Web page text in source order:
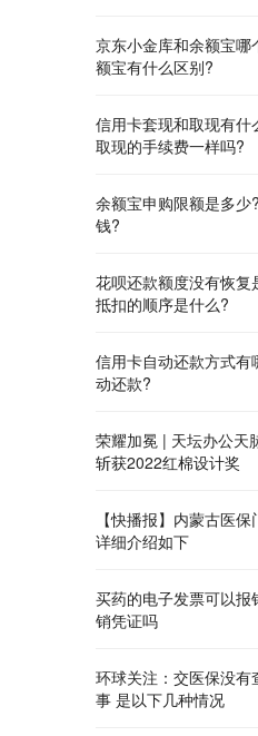
京东小金库和余额宝哪
额宝有什么区别?
信用卡套现和取现有什
取现的手续费一样吗?
余额宝申购限额是多
钱?
花呗还款额度没有恢
抵扣的顺序是什么?
信用卡自动还款方式有
动还款?
荣耀加冕 | 天坛办公天
斩获2022红棉设计奖
【快播报】内蒙古医
详细介绍如下
买药的电子发票可以报
销凭证吗
环球关注：交医保没有
事 是以下几种情况